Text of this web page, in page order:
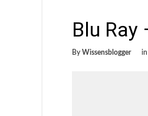
Blu Ray
By Wissensblogger in